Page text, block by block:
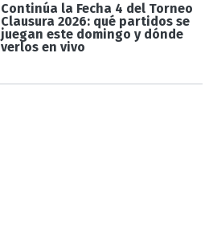
Continúa la Fecha 4 del Torneo
Clausura 2026: qué partidos se
juegan este domingo y dónde
verlos en vivo